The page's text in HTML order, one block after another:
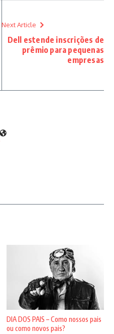
Next Article
Dell estende inscrições de
prêmio para pequenas
empresas
DIA DOS PAIS – Como nossos pais
ou como novos pais?